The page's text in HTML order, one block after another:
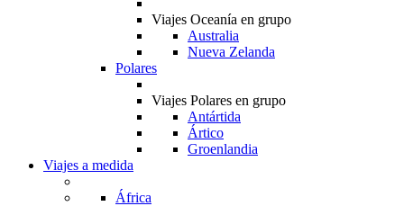
Viajes Oceanía en grupo
Australia
Nueva Zelanda
Polares
Viajes Polares en grupo
Antártida
Ártico
Groenlandia
Viajes a medida
África